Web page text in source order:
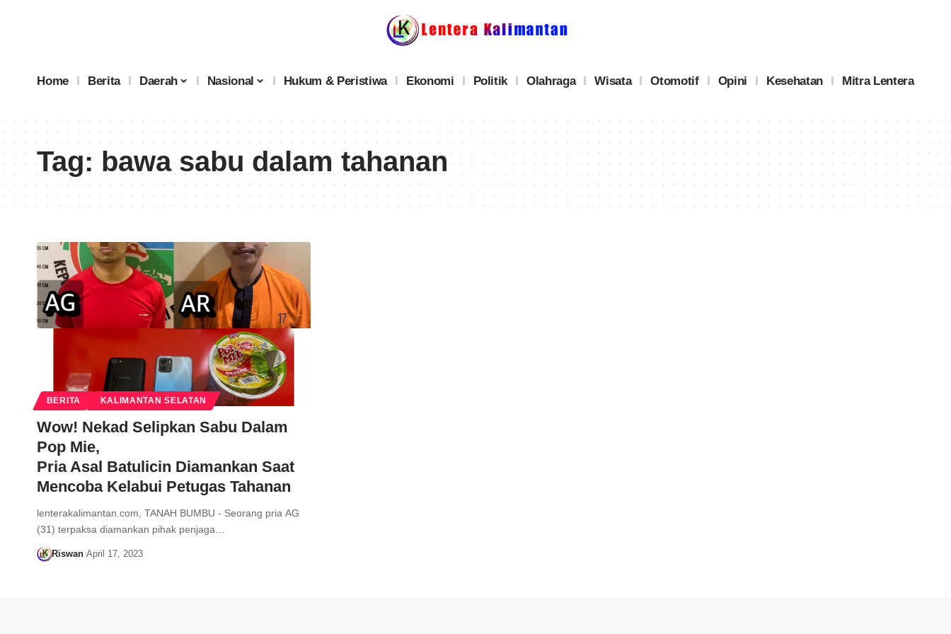
Home Berita Daerah Nasional Hukum & Peristiwa Ekonomi Politik Olahraga Wisata Otomotif Opini Kesehatan Mitra Lentera
Tag:bawa sabu dalam tahanan
BERITA KALIMANTAN SELATAN
Wow! Nekad Selipkan Sabu Dalam
Pop Mie,
Pria Asal Batulicin Diamankan Saat
Mencoba Kelabui Petugas Tahanan
lenterakalimantan.com, TANAH BUMBU - Seorang pria AG
(31) terpaksa diamankan pihak penjaga…
Riswan April 17, 2023